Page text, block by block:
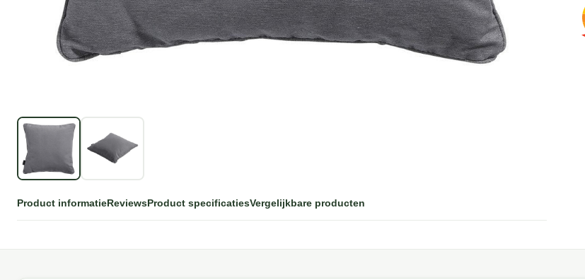
Product informatieReviewsProduct specificatiesVergelijkbare producten